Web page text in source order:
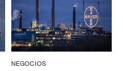
NEGOCIOS